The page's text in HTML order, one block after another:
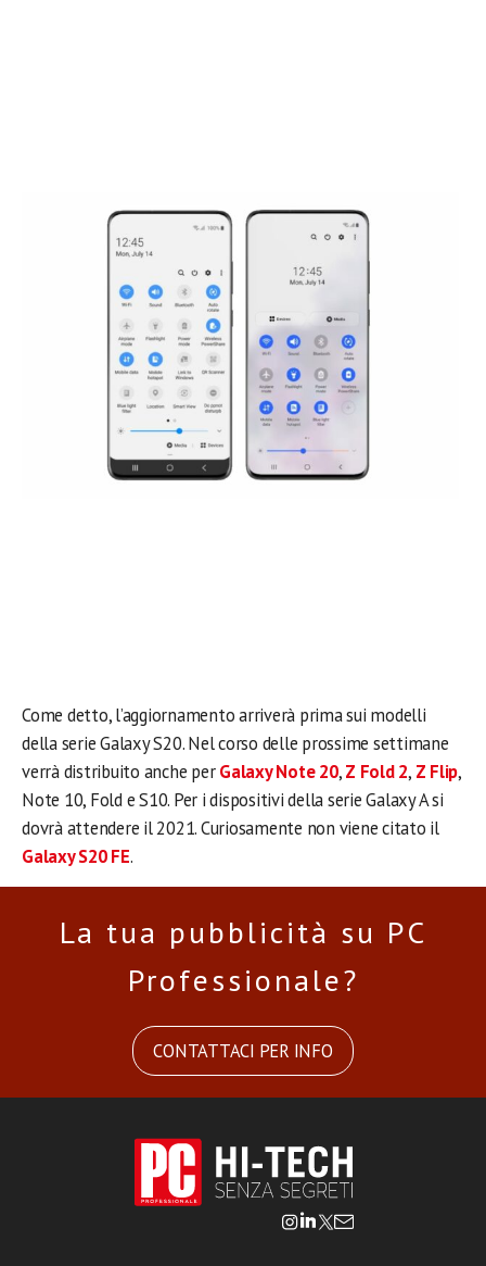
Come detto, l’aggiornamento arriverà prima sui modelli
della serie Galaxy S20. Nel corso delle prossime settimane
verrà distribuito anche perGalaxy Note 20,Z Fold 2, Z Flip,
Note 10, Fold e S10. Per i dispositivi della serie Galaxy A si
dovrà attendere il 2021. Curiosamente non viene citato il
Galaxy S20 FE.
La tua pubblicità su PC
Professionale?
CONTATTACI PER INFO